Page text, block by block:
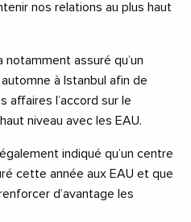
nos relations au plus haut
notamment assuré qu’un
à Istanbul afin de
affaires l’accord sur le
niveau avec les EAU.
indiqué qu’un centre
cette année aux EAU et que
d’avantage les